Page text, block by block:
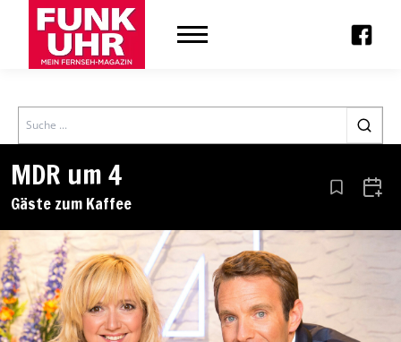
Search
MDR um 4
Gäste zum Kaffee Aus den